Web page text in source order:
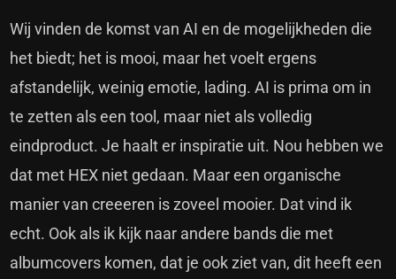
Wij vinden de komst van AI en de mogelijkheden die
het biedt; het is mooi, maar het voelt ergens
afstandelijk, weinig emotie, lading. AI is prima om in
te zetten als een tool, maar niet als volledig
eindproduct. Je haalt er inspiratie uit. Nou hebben we
dat met HEX niet gedaan. Maar een organische
manier van creeeren is zoveel mooier. Dat vind ik
echt. Ook als ik kijk naar andere bands die met
albumcovers komen, dat je ook ziet van, dit heeft een